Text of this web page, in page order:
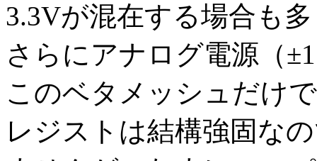
3.3Vが混在する場合も
さらにアナログ電源（
このベタメッシュだけ
レジストは結構強固な